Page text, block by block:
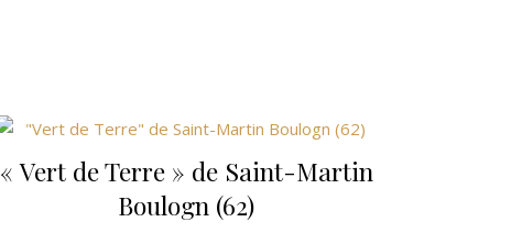
« Vert de Terre » de Saint-Martin
Boulogn (62)